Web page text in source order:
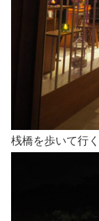
桟橋を歩いて行